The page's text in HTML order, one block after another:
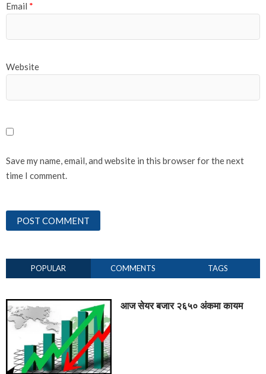
Email *
Website
Save my name, email, and website in this browser for the next
time I comment.
POPULAR COMMENTS TAGS
आज सेयर बजार २६५० अंकमा कायम